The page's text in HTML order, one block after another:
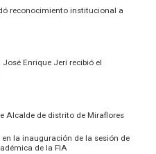
reconocimiento institucional a
Enrique Jerí recibió el
Alcalde de distrito de Miraflores
en la inauguración de la sesión de
de la FIA